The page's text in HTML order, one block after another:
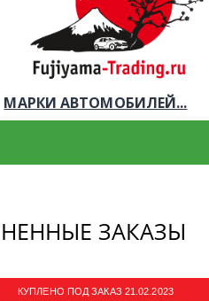
МАРКИ АВТОМОБИЛЕЙ...
ЗАКАЗЫ
КУПЛЕНО ПОД ЗАКАЗ 21.02.2023